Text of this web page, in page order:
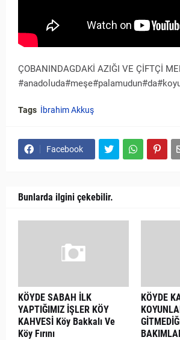
ÇOBANINDAGDAKİ AZIĞI VE ÇİFTÇİ
Tags İbrahim Akkuş
Facebook
Bunlarda ilgini çekebilir.
KÖYDE SABAH İLK
YAPTIĞIMIZ İŞLER KÖY
KAHVESİ Köy Bakkalı Ve
Köy Fırını
KÖYDE